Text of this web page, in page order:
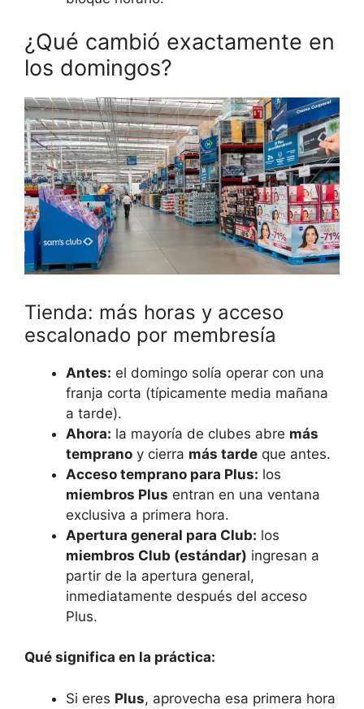
¿Qué cambió exactamente en
los domingos?
Tienda: más horas y acceso
escalonado por membresía
Antes: el domingo solía operar con una
franja corta (típicamente media mañana
a tarde).
Ahora: la mayoría de clubes abre más
temprano y cierra más tarde que antes.
Acceso temprano para Plus: los
miembros Plus entran en una ventana
exclusiva a primera hora.
Apertura general para Club: los
miembros Club (estándar) ingresan a
partir de la apertura general,
inmediatamente después del acceso
Plus.
Qué significa en la práctica:
Si eres Plus, aprovecha esa primera hora